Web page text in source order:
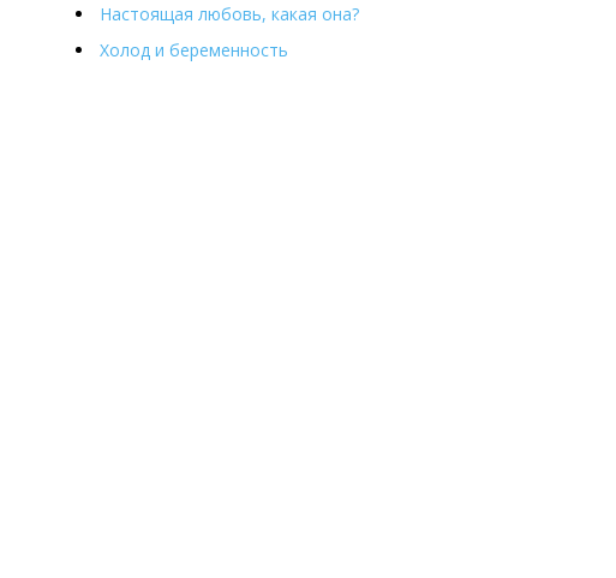
Настоящая любовь, какая она?
Холод и беременность